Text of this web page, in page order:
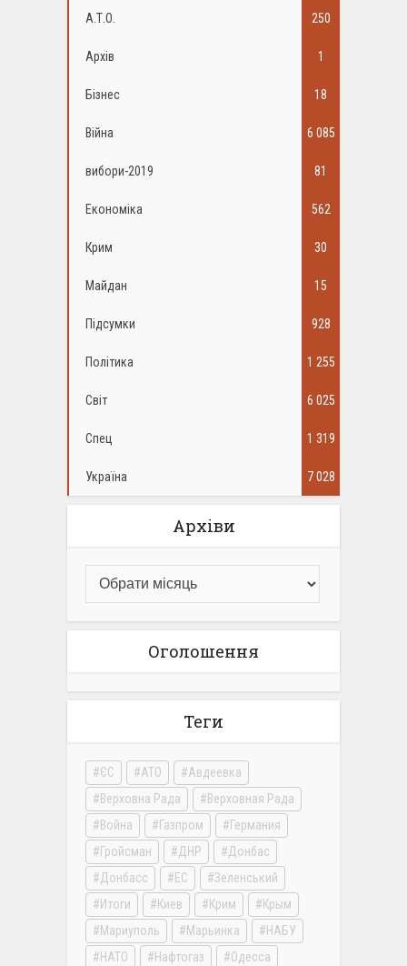
А.Т.О. 250
Архів 1
Бізнес 18
Війна 6 085
вибори-2019 81
Економіка 562
Крим 30
Майдан 15
Підсумки 928
Політика 1 255
Світ 6 025
Спец 1 319
Україна 7 028
Архіви
Оголошення
Теги
ЄС АТО
Авдеевка
Верховна Рада
Верховная Рада
Война
Газпром
Германия
Гройсман
ДНР
Донбас
Донбасс
ЕС
Зеленський
Итоги
Киев Крим
Крым
Мариуполь
Марьинка
НАБУ
НАТО
Нафтогаз Одесса